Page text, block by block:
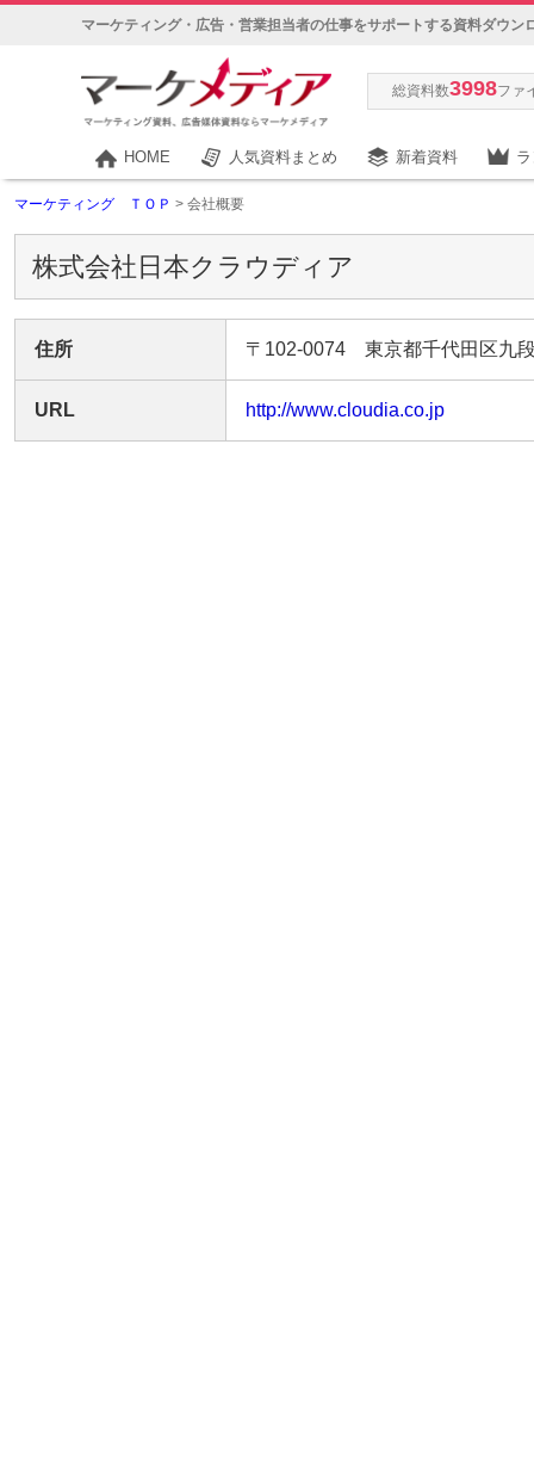
マーケティング・広告・営業担当者の仕事をサポートする資料ダウン
総資料数3998ファ
HOME 人気資料まとめ 新着資料
マーケティング ＴＯＰ > 会社概要
株式会社日本クラウディア
住所 〒102-0074 東京都千代田区九
URL http://www.cloudia.co.jp